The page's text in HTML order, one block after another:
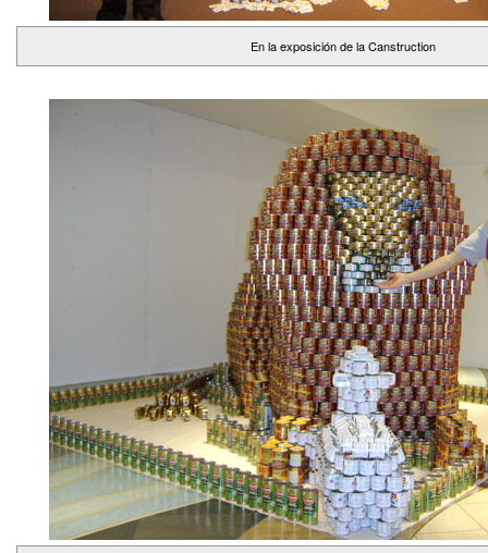
En la exposición de la Canstruction